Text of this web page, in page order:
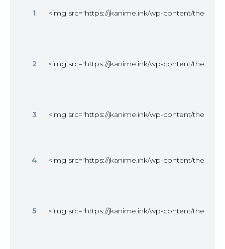
1 <img src="https://jkanime.ink/wp-content/
2 <img src="https://jkanime.ink/wp-content/
3 <img src="https://jkanime.ink/wp-content/
4 <img src="https://jkanime.ink/wp-content/
5 <img src="https://jkanime.ink/wp-content/